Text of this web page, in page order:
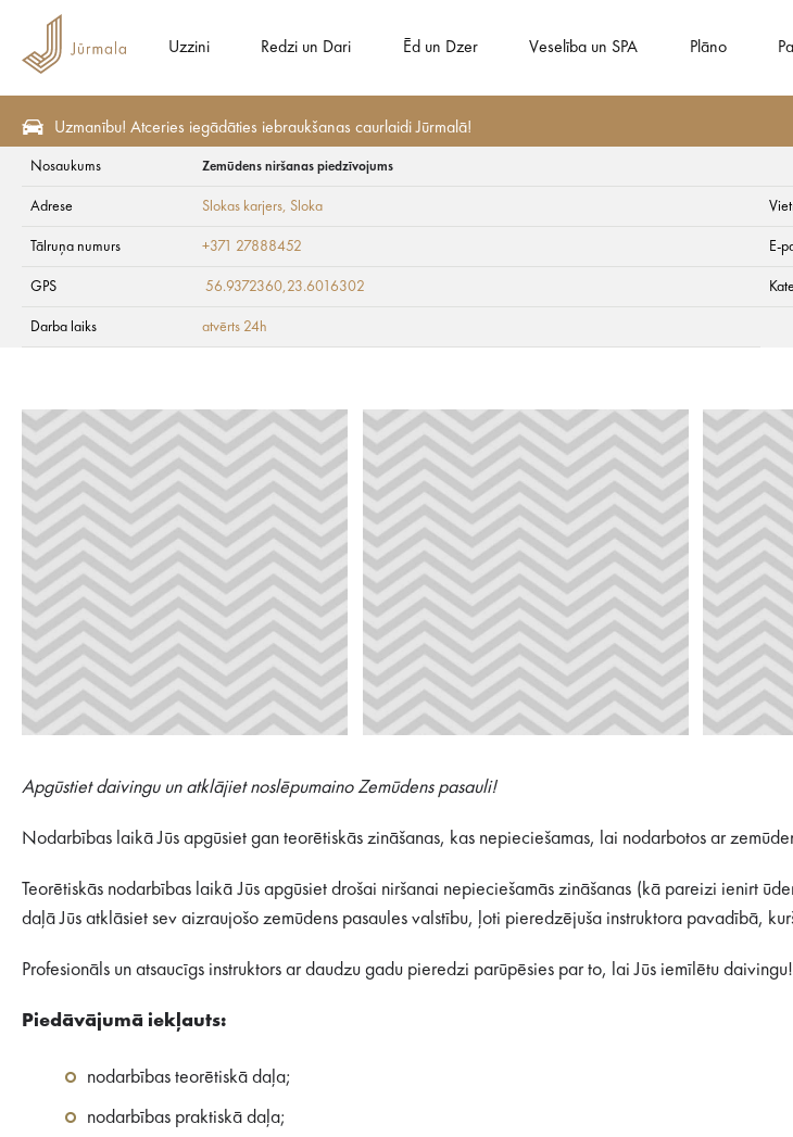
Uzzini Redzi un Dari Ēd un Dzer Veselība un SPA Plāno
Uzmanību! Atceries iegādāties iebraukšanas caurlaidi Jūrmalā!
Zemūdens niršanas
Nosaukums Zemūdens niršanas piedzīvojums
Adrese Slokas karjers, Sloka
Tālruņa numurs +371 27888452 E-
GPS 56.9372360,23.6016302
Darba laiks atvērts 24h
Apgūstiet daivingu un atklājiet noslēpumaino Zemūdens pasauli!
Nodarbības laikā Jūs apgūsiet gan teorētiskās zināšanas, kas nepieciešamas, lai nodarbotos ar
Teorētiskās nodarbības laikā Jūs apgūsiet drošai niršanai nepieciešamās zināšanas (kā pareizi ienirt
daļā Jūs atklāsiet sev aizraujošo zemūdens pasaules valstību, ļoti pieredzējuša instruktora pavadībā,
Profesionāls un atsaucīgs instruktors ar daudzu gadu pieredzi parūpēsies par to, lai Jūs iemīlētu daivingu!
Piedāvājumā iekļauts:
nodarbības teorētiskā daļa;
nodarbības praktiskā daļa;